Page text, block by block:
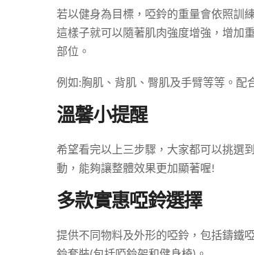
若以健身為目標，啞鈴的重量會依照訓
這樣子就可以隨著肌肉強度增強，增加
部位。
例如:胸肌、背肌、臀肌及手臂等等。配
溫馨小提醒
希望看完以上三步驟，大家都可以挑選
動，能夠讓整體效果更加顯著喔!
多款實惠啞鈴選擇
提供不同物料及外形的啞鈴，包括鑄鐵